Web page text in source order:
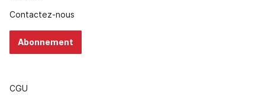
Contactez-nous
Abonnement
CGU